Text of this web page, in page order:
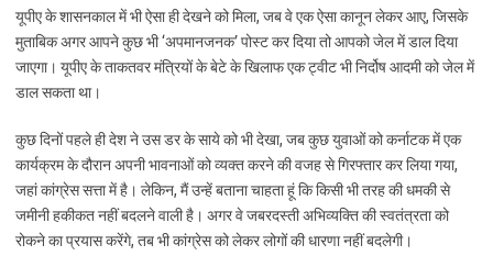
यूपीए के शासनकाल में भी ऐसा ही देखने को मिला, जब वे एक ऐसा कानून लेकर आए, जिसके
मुताबिक अगर आपने कुछ भी ‘अपमानजनक’ पोस्ट कर दिया तो आपको जेल में डाल दिया
जाएगा। यूपीए के ताकतवर मंत्रियों के बेटे के खिलाफ एक ट्वीट भी निर्दोष आदमी को जेल में
डाल सकता था।
कुछ दिनों पहले ही देश ने उस डर के साये को भी देखा, जब कुछ युवाओं को कर्नाटक में एक
कार्यक्रम के दौरान अपनी भावनाओं को व्यक्त करने की वजह से गिरफ्तार कर लिया गया,
जहां कांग्रेस सत्ता में है। लेकिन, मैं उन्हें बताना चाहता हूं कि किसी भी तरह की धमकी से
जमीनी हकीकत नहीं बदलने वाली है। अगर वे जबरदस्ती अभिव्यक्ति की स्वतंत्रता को
रोकने का प्रयास करेंगे, तब भी कांग्रेस को लेकर लोगों की धारणा नहीं बदलेगी।